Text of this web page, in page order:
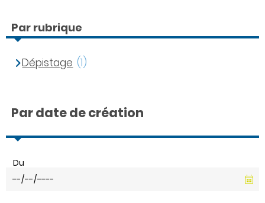
Par rubrique
Dépistage (1)
Par date de création
Du